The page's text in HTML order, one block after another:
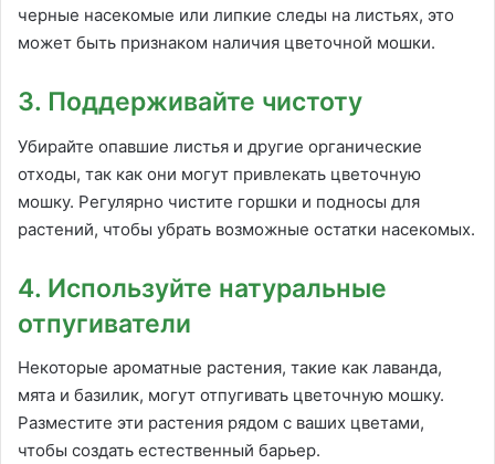
черные насекомые или липкие следы на листьях, это
может быть признаком наличия цветочной мошки.
3. Поддерживайте чистоту
Убирайте опавшие листья и другие органические
отходы, так как они могут привлекать цветочную
мошку. Регулярно чистите горшки и подносы для
растений, чтобы убрать возможные остатки насекомых.
4. Используйте натуральные
отпугиватели
Некоторые ароматные растения, такие как лаванда,
мята и базилик, могут отпугивать цветочную мошку.
Разместите эти растения рядом с ваших цветами,
чтобы создать естественный барьер.